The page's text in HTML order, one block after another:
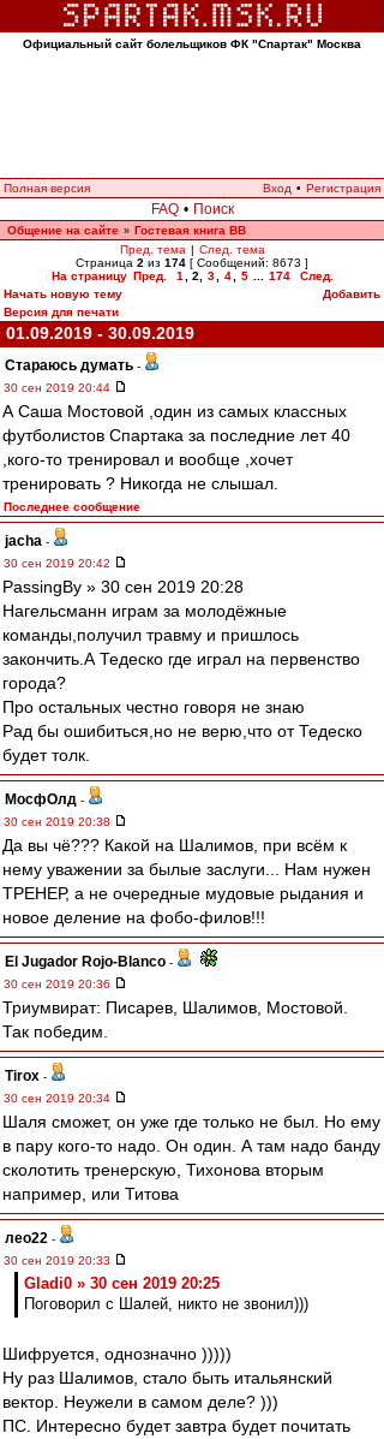
Официальный сайт болельщиков ФК "Спартак" Москва
Полная версия Вход • Регистрация
FAQ • Поиск
Общение на сайте » Гостевая книга ВВ
Пред. тема | След. тема
Страница 2 из 174 [ Сообщений: 8673 ]
На страницу Пред. 1 2 3 4 5 174
След.
Начать новую тему
Добавить
Версия для печати
01.09.2019 - 30.09.2019
Стараюсь думать -
30 сен 2019 20:44
А Саша Мостовой ,один из самых классных
футболистов Спартака за последние лет 40
,кого-то тренировал и вообще ,хочет
тренировать ? Никогда не слышал.
Последнее сообщение
jacha -
30 сен 2019 20:42
PassingBy » 30 сен 2019 20:28
Нагельсманн играм за молодёжные
команды,получил травму и пришлось
закончить.А Тедеско где играл на первенство
города?
Про остальных честно говоря не знаю
Рад бы ошибиться,но не верю,что от Тедеско
будет толк.
МосфОлд -
30 сен 2019 20:38
Да вы чё??? Какой на Шалимов, при всём к
нему уважении за былые заслуги... Нам нужен
ТРЕНЕР, а не очередные мудовые рыдания и
новое деление на фобо-филов!!!
El Jugador Rojo-Blanco -
30 сен 2019 20:36
Триумвират: Писарев, Шалимов, Мостовой.
Так победим.
Tirox -
30 сен 2019 20:34
Шаля сможет, он уже где только не был. Но ему
в пару кого-то надо. Он один. А там надо банду
сколотить тренерскую, Тихонова вторым
например, или Титова
лео22 -
30 сен 2019 20:33
Gladi0 » 30 сен 2019 20:25
Поговорил с Шалей, никто не звонил)))
Шифруется, однозначно )))))
Ну раз Шалимов, стало быть итальянский
вектор. Неужели в самом деле? )))
ПС. Интересно будет завтра будет почитать